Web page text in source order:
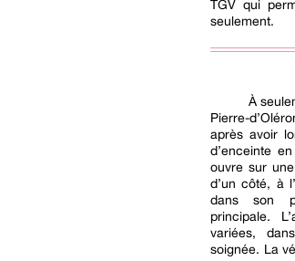
TGV qui
seulement.
À
Pierre-
après avoir
d’enceinte
ouvre sur
d’un côté, à
dans son
principale.
variées,
soignée. La